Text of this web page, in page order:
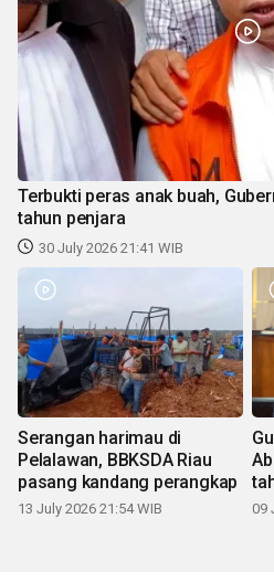
Terbukti peras anak buah,
tahun penjara
30 July 2026 21:41 WIB
Serangan harimau di
Pelalawan, BBKSDA Riau
pasang kandang perangkap
13 July 2026 21:54 WIB 09